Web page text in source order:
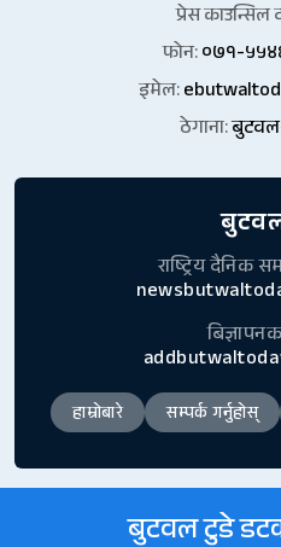
प्रेस काउन्सिल
फोन:०७१-
इमेल:
ठेगाना:
राष्ट्रिय दैनिक
हाम्रोबारे सम्पर्क गर्नुहोस्
बुटवल टुडे